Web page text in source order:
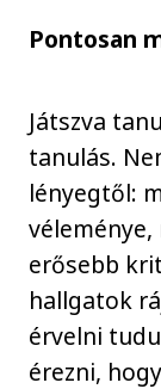
Pontosan
Játszva
tanulás.
lényegtől:
erősebb
hallgatok
érvelni
érezni,